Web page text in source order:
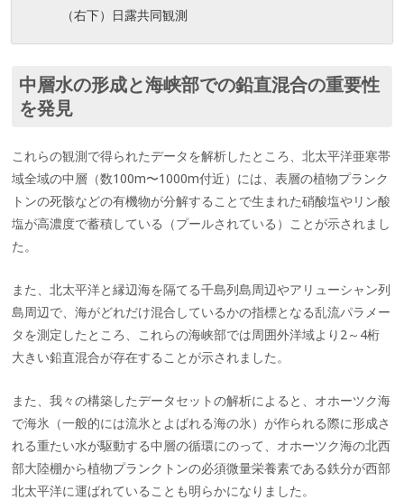
（右下）日露共同観測
中層水の形成と海峡部での鉛直混合の重要性
を発見
これらの観測で得られたデータを解析したところ、北太平洋亜寒帯
域全域の中層（数100m〜1000m付近）には、表層の植物プランク
トンの死骸などの有機物が分解することで生まれた硝酸塩やリン酸
塩が高濃度で蓄積している（プールされている）ことが示されまし
た。
また、北太平洋と縁辺海を隔てる千島列島周辺やアリューシャン列
島周辺で、海がどれだけ混合しているかの指標となる乱流パラメー
タを測定したところ、これらの海峡部では周囲外洋域より2～4桁
大きい鉛直混合が存在することが示されました。
また、我々の構築したデータセットの解析によると、オホーツク海
で海氷（一般的には流氷とよばれる海の氷）が作られる際に形成さ
れる重たい水が駆動する中層の循環にのって、オホーツク海の北西
部大陸棚から植物プランクトンの必須微量栄養素である鉄分が西部
北太平洋に運ばれていることも明らかになりました。